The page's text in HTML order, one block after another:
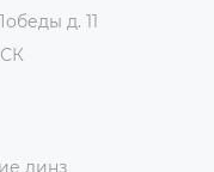
д. 11
линз